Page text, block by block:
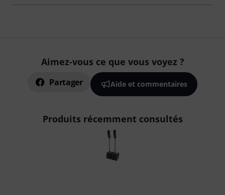
Aimez-vous ce que vous voyez ?
Partager Aide et commentaires
Produits récemment consultés